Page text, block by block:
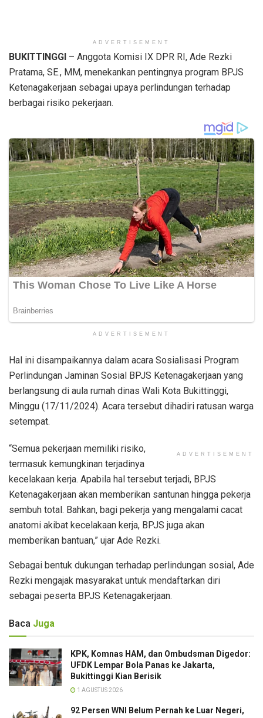
ADVERTISEMENT
BUKITTINGGI – Anggota Komisi IX DPR RI, Ade Rezki
Pratama, SE., MM, menekankan pentingnya program BPJS
Ketenagakerjaan sebagai upaya perlindungan terhadap
berbagai risiko pekerjaan.
ADVERTISEMENT
Hal ini disampaikannya dalam acara Sosialisasi Program
Perlindungan Jaminan Sosial BPJS Ketenagakerjaan yang
berlangsung di aula rumah dinas Wali Kota Bukittinggi,
Minggu (17/11/2024). Acara tersebut dihadiri ratusan warga
setempat.
ADVERTISEMENT
“Semua pekerjaan memiliki risiko,
termasuk kemungkinan terjadinya
kecelakaan kerja. Apabila hal tersebut terjadi, BPJS
Ketenagakerjaan akan memberikan santunan hingga pekerja
sembuh total. Bahkan, bagi pekerja yang mengalami cacat
anatomi akibat kecelakaan kerja, BPJS juga akan
memberikan bantuan,” ujar Ade Rezki.
Sebagai bentuk dukungan terhadap perlindungan sosial, Ade
Rezki mengajak masyarakat untuk mendaftarkan diri
sebagai peserta BPJS Ketenagakerjaan.
Baca Juga
KPK, Komnas HAM, dan Ombudsman Digedor:
UFDK Lempar Bola Panas ke Jakarta,
Bukittinggi Kian Berisik
1 AGUSTUS 2026
92 Persen WNI Belum Pernah ke Luar Negeri,